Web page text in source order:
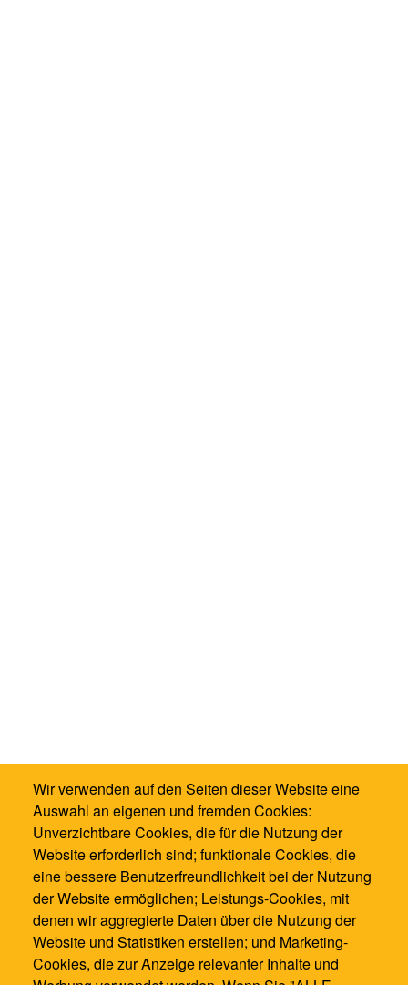
Wir verwenden auf den Seiten dieser Website eine
Auswahl an eigenen und fremden Cookies:
Unverzichtbare Cookies, die für die Nutzung der
Website erforderlich sind; funktionale Cookies, die
eine bessere Benutzerfreundlichkeit bei der Nutzung
der Website ermöglichen; Leistungs-Cookies, mit
denen wir aggregierte Daten über die Nutzung der
Website und Statistiken erstellen; und Marketing-
Cookies, die zur Anzeige relevanter Inhalte und